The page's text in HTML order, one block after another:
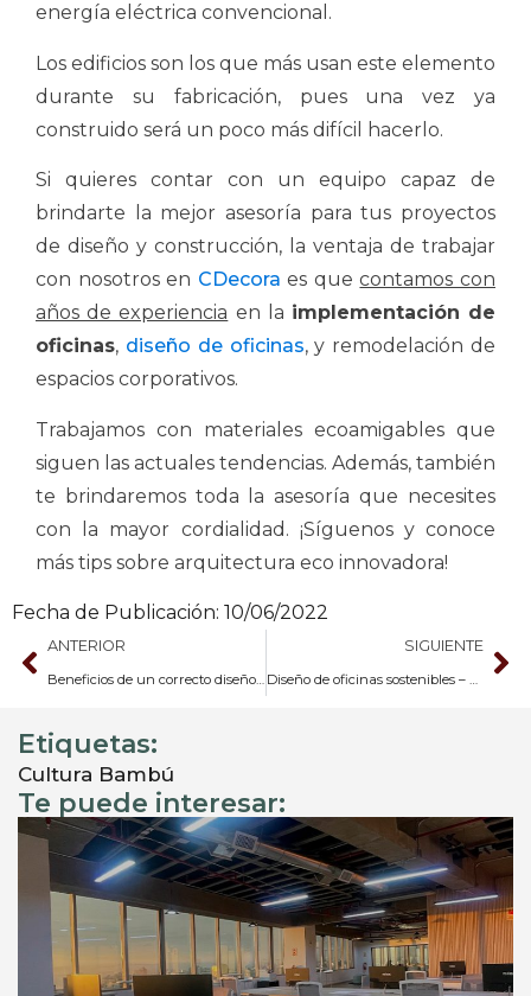
energía eléctrica convencional.
Los edificios son los que más usan este elemento
durante su fabricación, pues una vez ya
construido será un poco más difícil hacerlo.
Si quieres contar con un equipo capaz de
brindarte la mejor asesoría para tus proyectos
de diseño y construcción, la ventaja de trabajar
con nosotros en CDecora es quecontamos con
años de experiencia en la implementación de
oficinas, diseño de oficinas, y remodelación de
espacios corporativos.
Trabajamos con materiales ecoamigables que
siguen las actuales tendencias. Además, también
te brindaremos toda la asesoría que necesites
con la mayor cordialidad. ¡Síguenos y conoce
más tips sobre arquitectura eco innovadora!
Fecha de Publicación: 10/06/2022
ANTERIOR
Beneficios de un correcto diseño de oficinas corporativas
SIGUIENTE
Diseño de oficinas sostenibles – 8 materiales a considerar
Etiquetas:
Cultura Bambú
Te puede interesar: